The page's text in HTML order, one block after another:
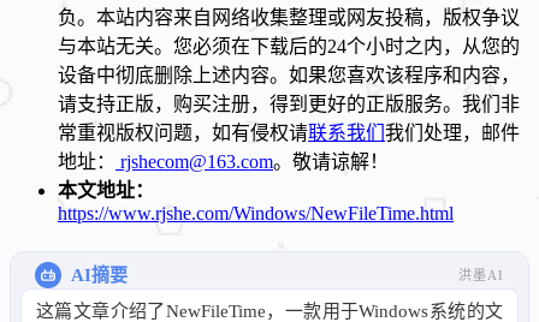
负。本站内容来自网络收集整理或网友投稿，版权争议
与本站无关。您必须在下载后的24个小时之内，从您的
设备中彻底删除上述内容。如果您喜欢该程序和内容，
请支持正版，购买注册，得到更好的正版服务。我们非
常重视版权问题，如有侵权请联系我们 我们处理，邮件
地址：
rjshecom@163.com。敬请谅解！
本文地址：
https://www.rjshe.com/Windows/NewFileTime.html
AI摘要 洪墨AI
这篇文章介绍了NewFileTime，一款用于Windows系统的文